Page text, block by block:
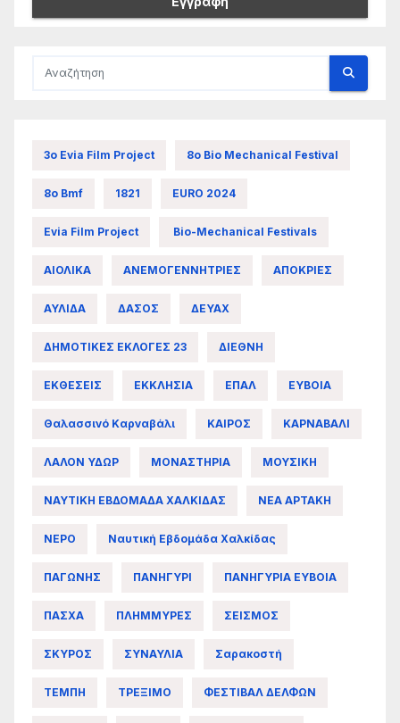
3ο Evia Film Project 8ο Bio Mechanical Festival
8ο Bmf 1821 EURO 2024
Evia Film Project Bio-Mechanical Festivals
ΑΙΟΛΙΚΑ ΑΝΕΜΟΓΕΝΝΗΤΡΙΕΣ ΑΠΟΚΡΙΕΣ
ΑΥΛΙΔΑ ΔΑΣΟΣ ΔΕΥΑΧ
ΔΗΜΟΤΙΚΕΣ ΕΚΛΟΓΕΣ 23 ΔΙΕΘΝΗ
ΕΚΘΕΣΕΙΣ ΕΚΚΛΗΣΙΑ ΕΠΑΛ ΕΥΒΟΙΑ
Θαλασσινό Καρναβάλι ΚΑΙΡΟΣ ΚΑΡΝΑΒΑΛΙ
ΛΑΛΟΝ ΥΔΩΡ ΜΟΝΑΣΤΗΡΙΑ ΜΟΥΣΙΚΗ
ΝΑΥΤΙΚΗ ΕΒΔΟΜΑΔΑ ΧΑΛΚΙΔΑΣ ΝΕΑ ΑΡΤΑΚΗ
ΝΕΡΟ Ναυτική Εβδομάδα Χαλκίδας
ΠΑΓΩΝΗΣ ΠΑΝΗΓΥΡΙ ΠΑΝΗΓΥΡΙΑ ΕΥΒΟΙΑ
ΠΑΣΧΑ ΠΛΗΜΜΥΡΕΣ ΣΕΙΣΜΟΣ
ΣΚΥΡΟΣ ΣΥΝΑΥΛΙΑ Σαρακοστή
ΤΕΜΠΗ ΤΡΕΞΙΜΟ ΦΕΣΤΙΒΑΛ ΔΕΛΦΩΝ